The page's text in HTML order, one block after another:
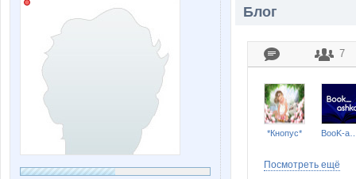
Блог
7
*Кнопус*
Посмотреть ещё